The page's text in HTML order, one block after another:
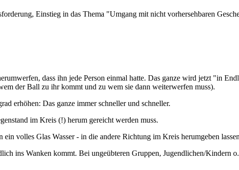
Einstieg in das Thema "Umgang mit nicht vorhersehbaren
dass ihn jede Person einmal hatte. Das ganze wird jetzt "in
der Ball zu ihr kommt und zu wem sie dann weiterwerfen muss).
erhöhen: Das ganze immer schneller und schneller.
im Kreis (!) herum gereicht werden muss.
volles Glas Wasser - in die andere Richtung im Kreis herumgeben
ins Wanken kommt. Bei ungeübteren Gruppen, Jugendlichen/Kindern